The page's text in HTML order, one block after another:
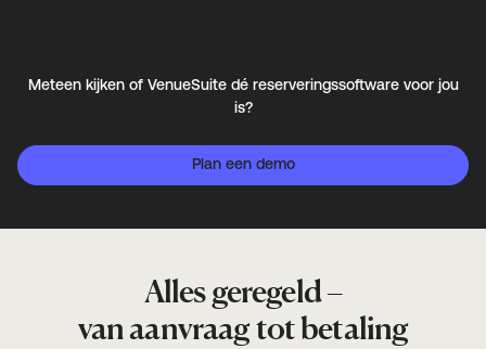
Meteen kijken of VenueSuite dé reserveringssoftware voor jou
is?
Plan een demo
Alles geregeld –
van aanvraag tot betaling